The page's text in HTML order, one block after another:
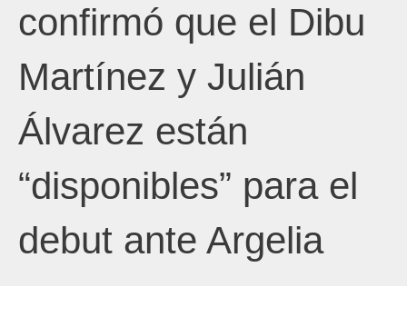
confirmó que el Dibu
Martínez y Julián
Álvarez están
“disponibles” para el
debut ante Argelia